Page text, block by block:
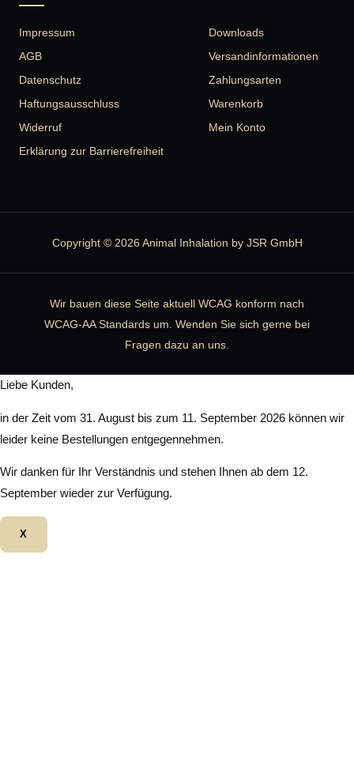
Impressum
AGB
Datenschutz
Haftungsausschluss
Widerruf
Erklärung zur Barrierefreiheit
Downloads
Versandinformationen
Zahlungsarten
Warenkorb
Mein Konto
Copyright © 2026 Animal Inhalation by JSR GmbH
Wir bauen diese Seite aktuell WCAG konform nach
WCAG-AA Standards um. Wenden Sie sich gerne bei
Fragen dazu an uns.
Liebe Kunden,
in der Zeit vom 31. August bis zum 11. September 2026 können wir
leider keine Bestellungen entgegennehmen.
Wir danken für Ihr Verständnis und stehen Ihnen ab dem 12.
September wieder zur Verfügung.
X